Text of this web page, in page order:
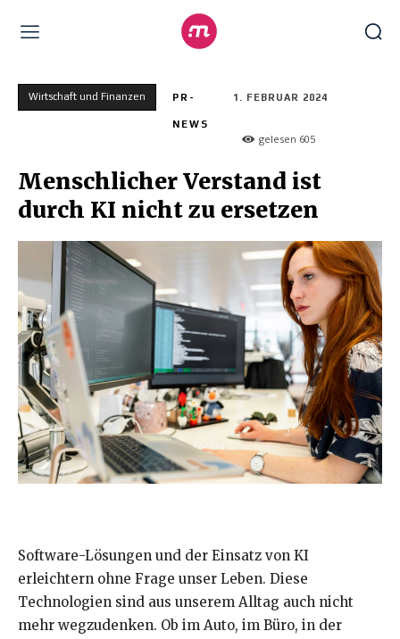
Wirtschaft und Finanzen PR-
NEWS
1. FEBRUAR 2024
gelesen 605
Menschlicher Verstand ist
durch KI nicht zu ersetzen
Software-Lösungen und der Einsatz von KI
erleichtern ohne Frage unser Leben. Diese
Technologien sind aus unserem Alltag auch nicht
mehr wegzudenken. Ob im Auto, im Büro, in der